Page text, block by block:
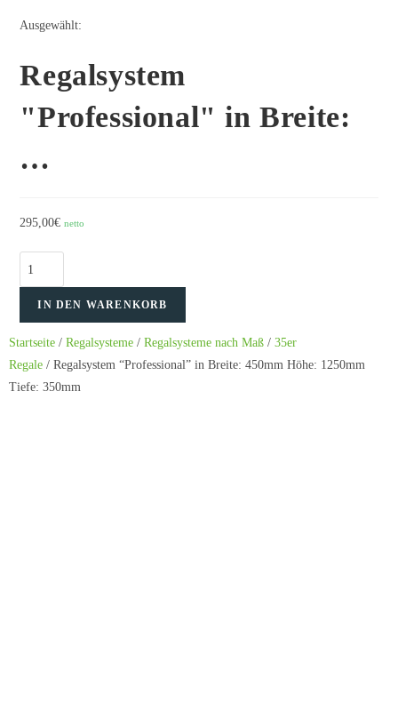
Ausgewählt:
Regalsystem
"Professional" in Breite:
…
295,00€ netto
IN DEN WARENKORB
Startseite / Regalsysteme / Regalsysteme nach Maß / 35er
Regale / Regalsystem “Professional” in Breite: 450mm Höhe: 1250mm
Tiefe: 350mm